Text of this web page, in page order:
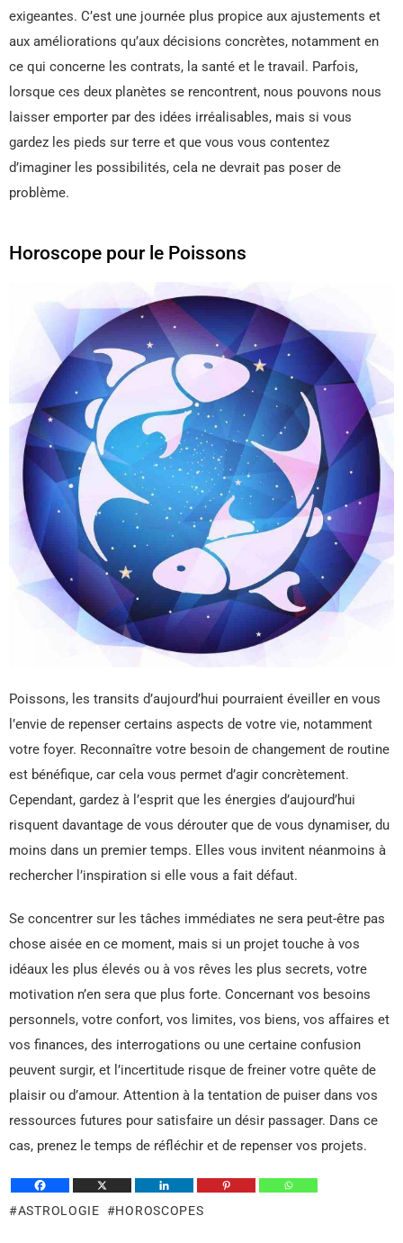
exigeantes. C’est une journée plus propice aux ajustements et
aux améliorations qu’aux décisions concrètes, notamment en
ce qui concerne les contrats, la santé et le travail. Parfois,
lorsque ces deux planètes se rencontrent, nous pouvons nous
laisser emporter par des idées irréalisables, mais si vous
gardez les pieds sur terre et que vous vous contentez
d’imaginer les possibilités, cela ne devrait pas poser de
problème.
Horoscope pour le Poissons
Poissons, les transits d’aujourd’hui pourraient éveiller en vous
l’envie de repenser certains aspects de votre vie, notamment
votre foyer. Reconnaître votre besoin de changement de routine
est bénéfique, car cela vous permet d’agir concrètement.
Cependant, gardez à l’esprit que les énergies d’aujourd’hui
risquent davantage de vous dérouter que de vous dynamiser, du
moins dans un premier temps. Elles vous invitent néanmoins à
rechercher l’inspiration si elle vous a fait défaut.
Se concentrer sur les tâches immédiates ne sera peut-être pas
chose aisée en ce moment, mais si un projet touche à vos
idéaux les plus élevés ou à vos rêves les plus secrets, votre
motivation n’en sera que plus forte. Concernant vos besoins
personnels, votre confort, vos limites, vos biens, vos affaires et
vos finances, des interrogations ou une certaine confusion
peuvent surgir, et l’incertitude risque de freiner votre quête de
plaisir ou d’amour. Attention à la tentation de puiser dans vos
ressources futures pour satisfaire un désir passager. Dans ce
cas, prenez le temps de réfléchir et de repenser vos projets.
ASTROLOGIE HOROSCOPES